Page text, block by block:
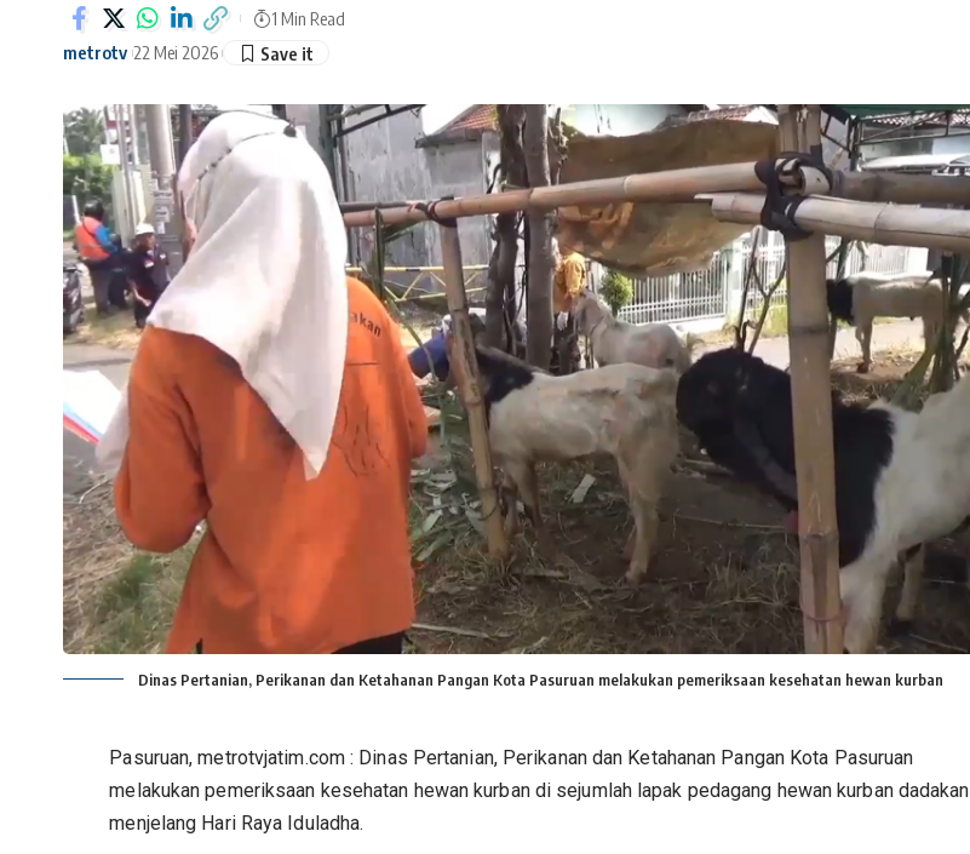
metrotv 22 Mei 2026
1 Min Read
Dinas Pertanian, Perikanan dan Ketahanan Pangan Kota Pasuruan melakukan pemeriksaan kesehatan hewan kurban
Pasuruan, metrotvjatim.com : Dinas Pertanian, Perikanan dan Ketahanan Pangan Kota Pasuruan
melakukan pemeriksaan kesehatan hewan kurban di sejumlah lapak pedagang hewan kurban dadakan
menjelang Hari Raya Iduladha.